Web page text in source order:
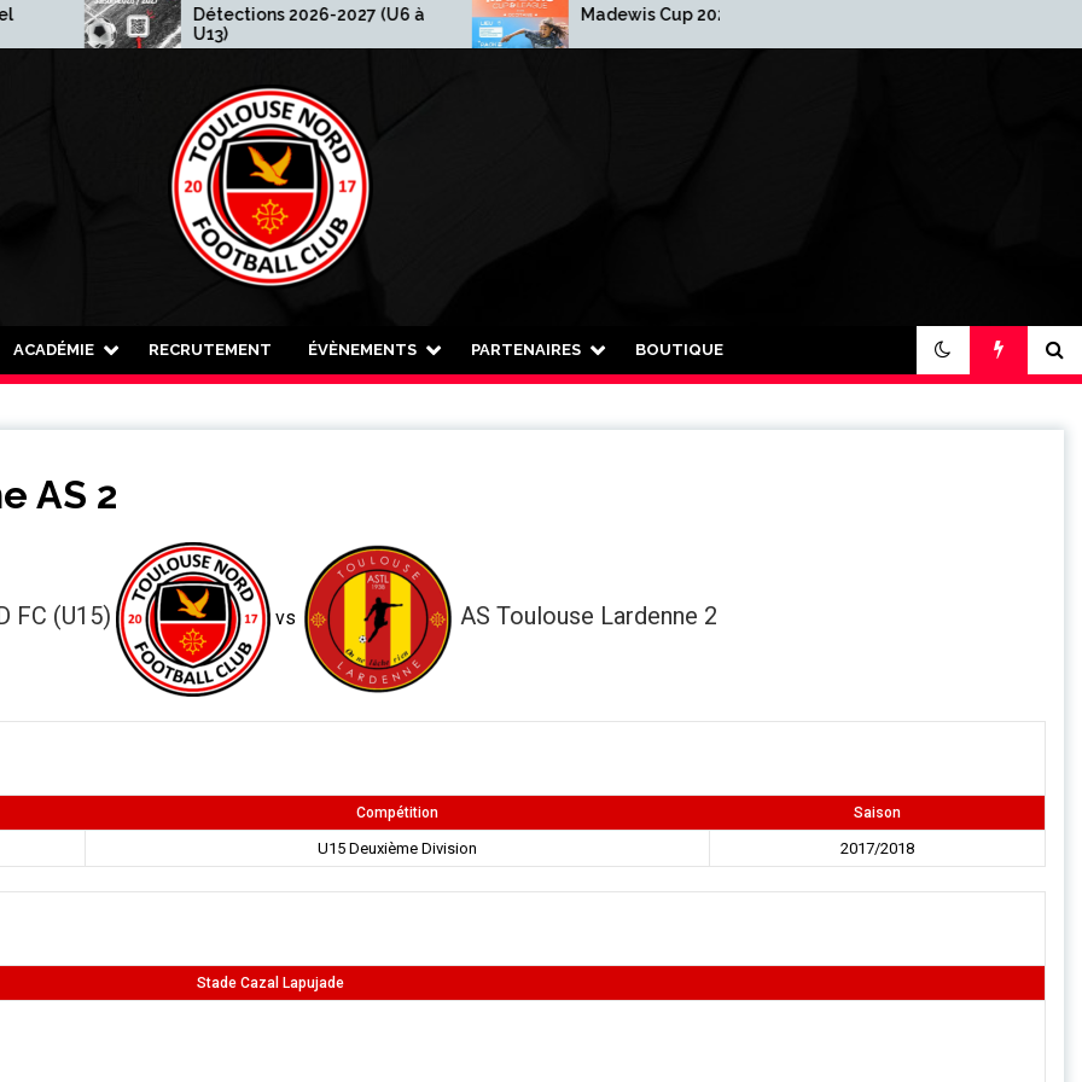
Détections 2026-2027 (U6 à
U13)
Madewis Cup 2025-2026
ACADÉMIE RECRUTEMENT ÉVÈNEMENTS PARTENAIRES BOUTIQUE
AS 2
FC (U15) vs AS Toulouse Lardenne 2
Compétition Saison
U15 Deuxième Division 2017/2018
Stade Cazal Lapujade